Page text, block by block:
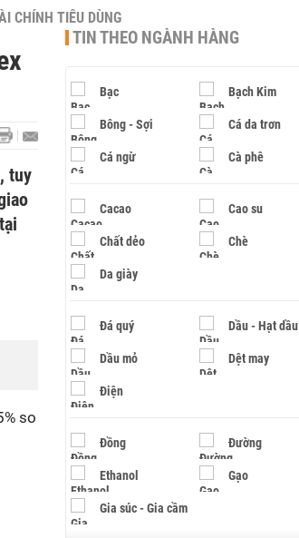
CHÍNH TIÊU DÙNG
tuy
so
TIN THEO NGÀNH HÀNG
Bạc Bạch Kim
Bông - Sợi Cá da trơn
Cá ngừ Cà phê
Cacao Cao su
Chất dẻo Chè
Da giày
Đá quý Dầu - Hạt dầu
Dầu mỏ Dệt may
Điện
Đồng Đường
Ethanol Gạo
Gia súc - Gia cầm